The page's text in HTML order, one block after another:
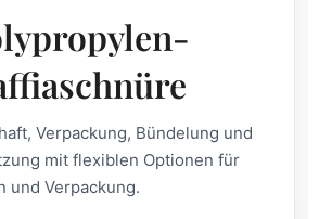
Verpackung, Bündelung und
mit flexiblen Optionen für
und Verpackung.